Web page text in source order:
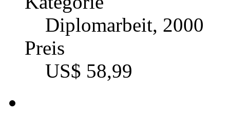
Diplomarbeit, 2000
Preis
US$ 58,99